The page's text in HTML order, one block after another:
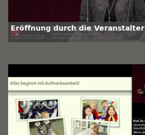
Eröffnung durch die Veranstalter